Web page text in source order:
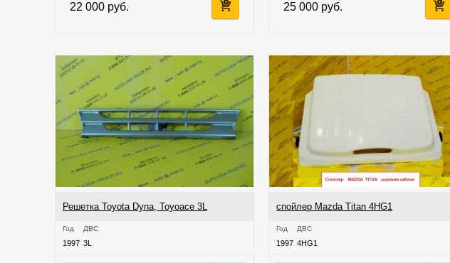
22 000 руб. 25 000 руб.
Решетка Toyota Dyna, Toyoace 3L
Год
1997
ДВС
3L
спойлер Mazda Titan 4HG1
Год
1997
ДВС
4HG1